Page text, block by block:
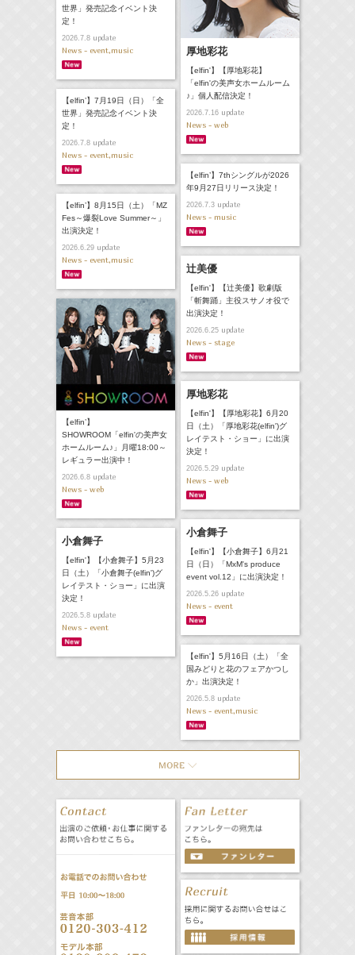
厚地彩花
【elfin'】【厚地彩花】
「elfin'の美声女ホームルーム
♪」個人配信決定！
2026.7.16update
News - web
世界」発売記念イベント決
定！
2026.7.8update
News - event,music
【elfin’】7月19日（日）「全
世界」発売記念イベント決
定！
2026.7.8update
News - event,music
【elfin’】7thシングルが2026
年9月27日リリース決定！
2026.7.3update
News - music
【elfin’】8月15日（土）「MZ
Fes～爆裂Love Summer～」
出演決定！
2026.6.29update
News - event,music
辻美優
【elfin'】【辻美優】歌劇版
「斬舞踊」主役スサノオ役で
出演決定！
2026.6.25update
News - stage
【elfin’】
SHOWROOM「elfin'の美声女
ホームルーム♪」月曜18:00～
レギュラー出演中！
2026.6.8update
News - web
厚地彩花
【elfin'】【厚地彩花】6月20
日（土）「厚地彩花(elfin')グ
レイテスト・ショー」に出演
決定！
2026.5.29update
News - web
小倉舞子
【elfin'】【小倉舞子】6月21
日（日）「MxM's produce
event vol.12」に出演決定！
2026.5.26update
News - event
小倉舞子
【elfin'】【小倉舞子】5月23
日（土）「小倉舞子(elfin')グ
レイテスト・ショー」に出演
決定！
2026.5.8update
News - event
【elfin'】5月16日（土）「全
国みどりと花のフェアかつし
か」出演決定！
2026.5.8update
News - event,music